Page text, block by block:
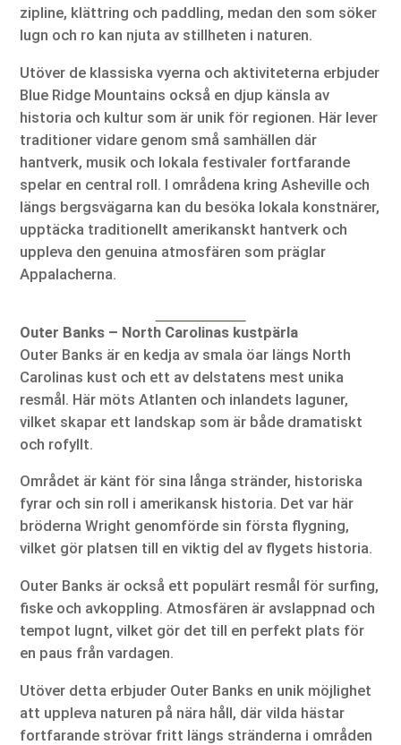
zipline, klättring och paddling, medan den som söker
lugn och ro kan njuta av stillheten i naturen.
Utöver de klassiska vyerna och aktiviteterna erbjuder
Blue Ridge Mountains också en djup känsla av
historia och kultur som är unik för regionen. Här lever
traditioner vidare genom små samhällen där
hantverk, musik och lokala festivaler fortfarande
spelar en central roll. I områdena kring Asheville och
längs bergsvägarna kan du besöka lokala konstnärer,
upptäcka traditionellt amerikanskt hantverk och
uppleva den genuina atmosfären som präglar
Appalacherna.
Outer Banks – North Carolinas kustpärla
Outer Banks är en kedja av smala öar längs North
Carolinas kust och ett av delstatens mest unika
resmål. Här möts Atlanten och inlandets laguner,
vilket skapar ett landskap som är både dramatiskt
och rofyllt.
Området är känt för sina långa stränder, historiska
fyrar och sin roll i amerikansk historia. Det var här
bröderna Wright genomförde sin första flygning,
vilket gör platsen till en viktig del av flygets historia.
Outer Banks är också ett populärt resmål för surfing,
fiske och avkoppling. Atmosfären är avslappnad och
tempot lugnt, vilket gör det till en perfekt plats för
en paus från vardagen.
Utöver detta erbjuder Outer Banks en unik möjlighet
att uppleva naturen på nära håll, där vilda hästar
fortfarande strövar fritt längs stränderna i områden